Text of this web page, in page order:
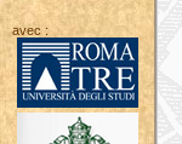
avec :